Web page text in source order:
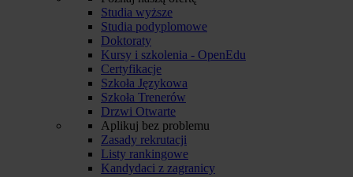
Studia wyższe
Studia podyplomowe
Doktoraty
Kursy i szkolenia - OpenEdu
Certyfikacje
Szkoła Językowa
Szkoła Trenerów
Drzwi Otwarte
Aplikuj bez problemu
Zasady rekrutacji
Listy rankingowe
Kandydaci z zagranicy